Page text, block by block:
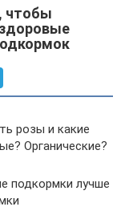
чтобы
розы и какие
Органические?
подкормки лучше